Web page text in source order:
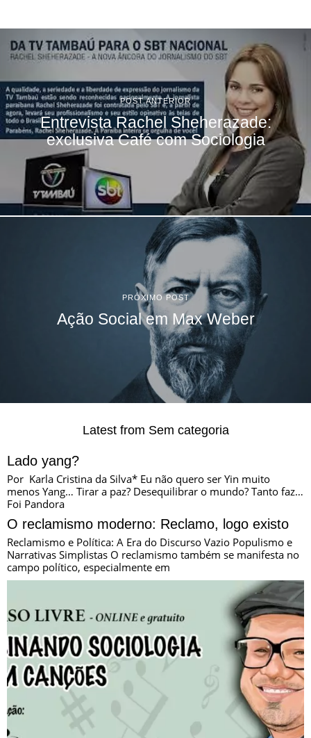
POST ANTERIOR
Entrevista Rachel Sheherazade:
exclusiva Café com Sociologia
PRÓXIMO POST
Ação Social em Max Weber
Latest from Sem categoria
Lado yang?
Por Karla Cristina da Silva* Eu não quero ser Yin muito
menos Yang… Tirar a paz? Desequilibrar o mundo? Tanto faz…
Foi Pandora
O reclamismo moderno: Reclamo, logo existo
Reclamismo e Política: A Era do Discurso Vazio Populismo e
Narrativas Simplistas O reclamismo também se manifesta no
campo político, especialmente em